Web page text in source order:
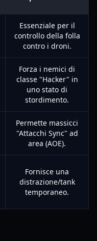
Essenziale per il
controllo della folla
contro i droni.
Forza i nemici di
classe "Hacker" in
uno stato di
stordimento.
Permette massicci
"Attacchi Sync" ad
area (AOE).
Fornisce una
distrazione/tank
temporaneo.